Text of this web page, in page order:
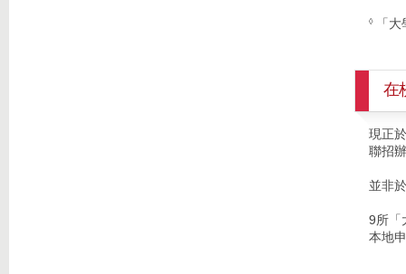
◊「大
在
現正
聯招
並非
9所「
本地